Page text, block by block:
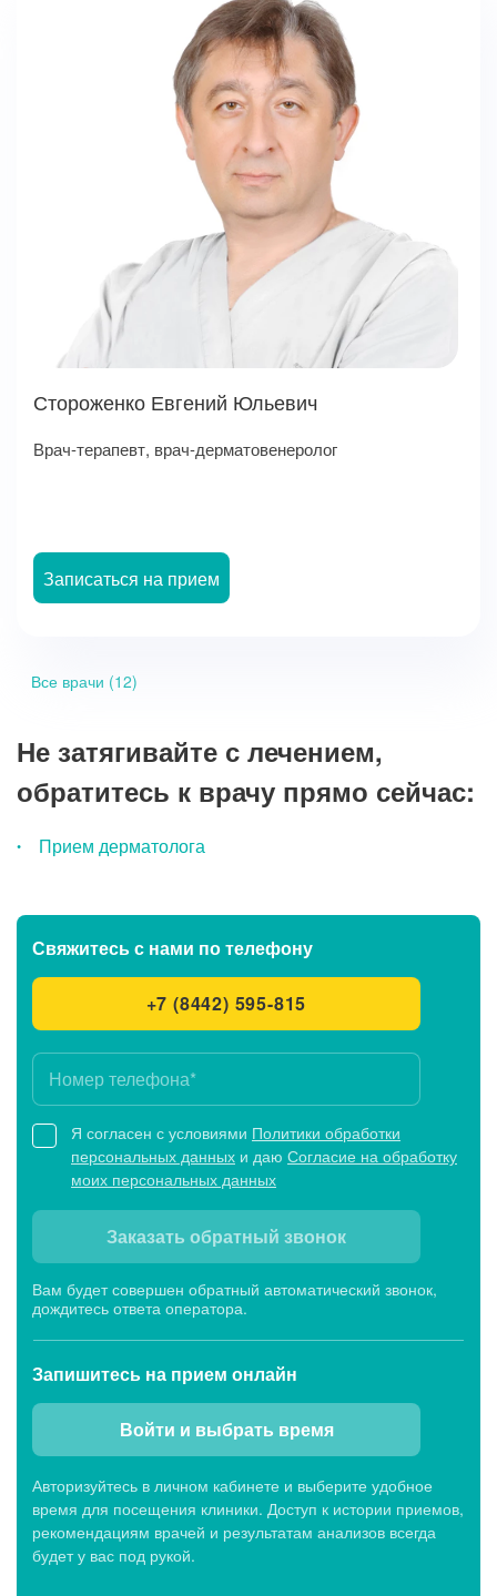
Стороженко Евгений Юльевич
Врач-терапевт, врач-дерматовенеролог
Записаться на прием
Все врачи (12)
Не затягивайте с лечением,
обратитесь к врачу прямо сейчас:
Прием дерматолога
Свяжитесь с нами по телефону
+7 (8442) 595-815
Я согласен с условиями Политики обработки
персональных данных и даю Согласие на обработку
моих персональных данных
Заказать обратный звонок
Вам будет совершен обратный автоматический звонок,
дождитесь ответа оператора.
Запишитесь на прием онлайн
Войти и выбрать время
Авторизуйтесь в личном кабинете и выберите удобное
время для посещения клиники. Доступ к истории приемов,
рекомендациям врачей и результатам анализов всегда
будет у вас под рукой.